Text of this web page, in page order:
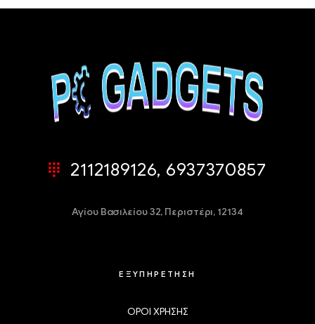
2112189126, 6937370857
Αγίου Βασιλείου 32, Περιστέρι, 12134
ΕΞΥΠΗΡΕΤΗΣΗ
ΟΡΟΙ ΧΡΗΣΗΣ